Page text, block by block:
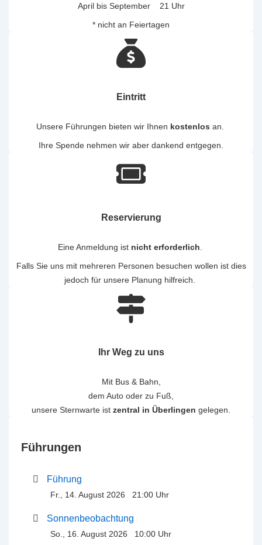
April bis September 21 Uhr
* nicht an Feiertagen
Eintritt
Unsere Führungen bieten wir Ihnen kostenlos an.
Ihre Spende nehmen wir aber dankend entgegen.
Reservierung
Eine Anmeldung ist nicht erforderlich
Falls Sie uns mit mehreren Personen besuchen wollen ist dies
jedoch für unsere Planung hilfreich.
Ihr Weg zu uns
Mit Bus & Bahn,
dem Auto oder zu Fuß,
unsere Sternwarte ist zentral in Überlingen gelegen.
Führungen
Führung
Fr., 14. August 2026 21:00 Uhr
Sonnenbeobachtung
So., 16. August 2026 10:00 Uhr